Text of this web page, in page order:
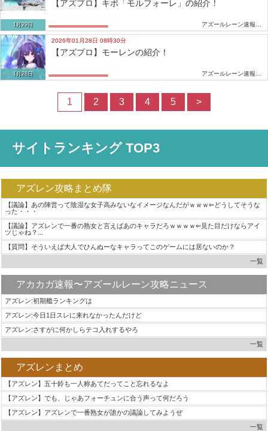
1月29日
【アズプロ】キボ「モルフォーレ」の紹介！
1月28日
2026年01月28日 08時30分
【アズプロ】モーレンの紹介！
1 2 3 4 5 >
サイトランキング TOP3
アズレン攻略まとめ隊
【議論】あの陣営って陰湿な女子高みないなイメージなんだがｗｗｗ⇐どうしてそうな
った・・・
【議論】アズレンで一番の熟女と言えばあのキャラだろｗｗｗｗ⇐見た目だけならアイ
ツじゃね？...
【質問】そういえば大人でひんぬーなキャラってこのゲームには居ないのか？
一覧
アカカガ速報〜アズールレーン攻略ニュース
アズレン:初期艦ランキングは
アズレン:今日1日スレに来れなかったんだけど
アズレン:さすがに何かしらテコ入れするやろ
一覧
アズレンまとめ
【アズレン】五十鈴も一人称あてだってこと忘れるなよ
【アズレン】でも、じゃあフォーチュンに合う声って何だろう
【アズレン】アズレンで一番熟女が誰かの議論してみようぜ
一覧